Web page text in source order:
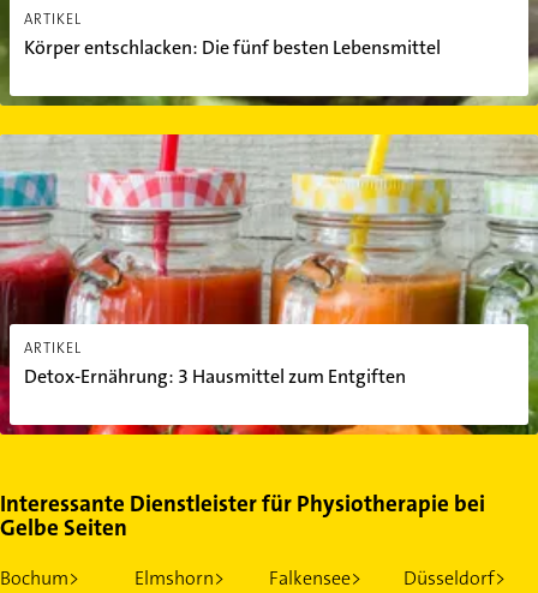
ARTIKEL
Körper entschlacken: Die fünf besten Lebensmittel
ARTIKEL
Detox-Ernährung: 3 Hausmittel zum Entgiften
Detox-Ernährung: 3 Hausmittel zum Entgiften
Interessante Dienstleister für Physiotherapie bei
Gelbe Seiten
Bochum> Elmshorn> Falkensee>
Düsseldorf>